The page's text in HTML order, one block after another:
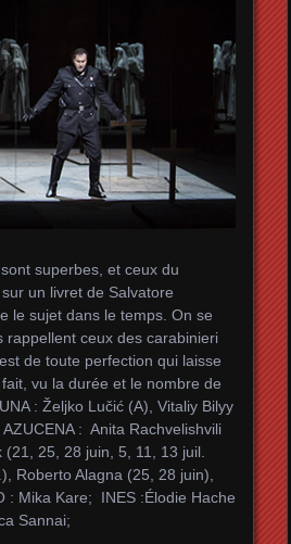
superbes, et ceux du
un livret de Salvatore
le sujet dans le temps. On se
rappellent ceux des carabinieri
de toute perfection qui laisse
vu la durée et le nombre de
: Željko Lučić (A), Vitaliy Bilyy
: Anita Rachvelishvili
25, 28 juin, 5, 11, 13 juil.
Roberto Alagna (25, 28 juin),
: Mika Kare; INES :Élodie Hache
Sannai;